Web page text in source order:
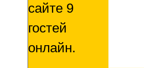
сайте 9
гостей
онлайн.